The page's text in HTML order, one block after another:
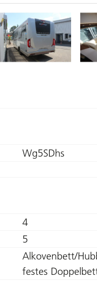
Wg5SDhs
4
5
Alkovenbett/
festes